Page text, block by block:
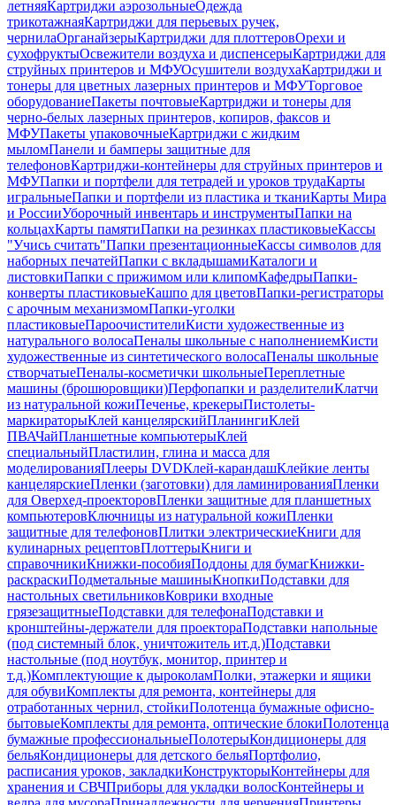
летняяКартриджи аэрозольныеОдежда
трикотажнаяКартриджи для перьевых ручек,
чернилаОрганайзерыКартриджи для плоттеровОрехи и
сухофруктыОсвежители воздуха и диспенсерыКартриджи для
струйных принтеров и МФУОсушители воздухаКартриджи и
тонеры для цветных лазерных принтеров и МФУТорговое
оборудованиеПакеты почтовыеКартриджи и тонеры для
черно-белых лазерных принтеров, копиров, факсов и
МФУПакеты упаковочныеКартриджи с жидким
мыломПанели и бамперы защитные для
телефоновКартриджи-контейнеры для струйных принтеров и
МФУПапки и портфели для тетрадей и уроков трудаКарты
игральныеПапки и портфели из пластика и тканиКарты Мира
и РоссииУборочный инвентарь и инструментыПапки на
кольцахКарты памятиПапки на резинках пластиковыеКассы
"Учись считать"Папки презентационныеКассы символов для
наборных печатейПапки с вкладышамиКаталоги и
листовкиПапки с прижимом или клипомКафедрыПапки-
конверты пластиковыеКашпо для цветовПапки-регистраторы
с арочным механизмомПапки-уголки
пластиковыеПароочистителиКисти художественные из
натурального волосаПеналы школьные с наполнениемКисти
художественные из синтетического волосаПеналы школьные
створчатыеПеналы-косметички школьныеПереплетные
машины (брошюровщики)Перфопапки и разделителиКлатчи
из натуральной кожиПеченье, крекерыПистолеты-
маркираторыКлей канцелярскийПланингиКлей
ПВАЧайПланшетные компьютерыКлей
специальныйПластилин, глина и масса для
моделированияПлееры DVDКлей-карандашКлейкие ленты
канцелярскиеПленки (заготовки) для ламинированияПленки
для Оверхед-проекторовПленки защитные для планшетных
компьютеровКлючницы из натуральной кожиПленки
защитные для телефоновПлитки электрическиеКниги для
кулинарных рецептовПлоттерыКниги и
справочникиКнижки-пособияПоддоны для бумагКнижки-
раскраскиПодметальные машиныКнопкиПодставки для
настольных светильниковКоврики входные
грязезащитныеПодставки для телефонаПодставки и
кронштейны-держатели для проектораПодставки напольные
(под системный блок, уничтожитель ит.д.)Подставки
настольные (под ноутбук, монитор, принтер и
т.д.)Комплектующие к дыроколамПолки, этажерки и ящики
для обувиКомплекты для ремонта, контейнеры для
отработанных чернил, стойкиПолотенца бумажные офисно-
бытовыеКомплекты для ремонта, оптические блокиПолотенца
бумажные профессиональныеПолотерыКондиционеры для
бельяКондиционеры для детского бельяПортфолио,
расписания уроков, закладкиКонструкторыКонтейнеры для
хранения и СВЧПриборы для укладки волосКонтейнеры и